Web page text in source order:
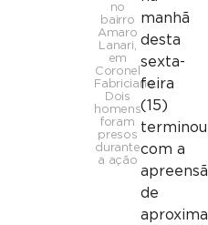
no
bairro
Amaro
Lanari,
em
Coronel
Fabriciano.
Dois
homens
foram
presos
durante
a ação
manhã
desta
sexta-
feira
(15)
terminou
com a
de